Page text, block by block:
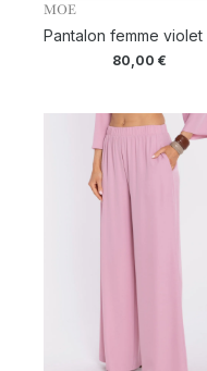
MOE
Pantalon femme violet
80,00 €